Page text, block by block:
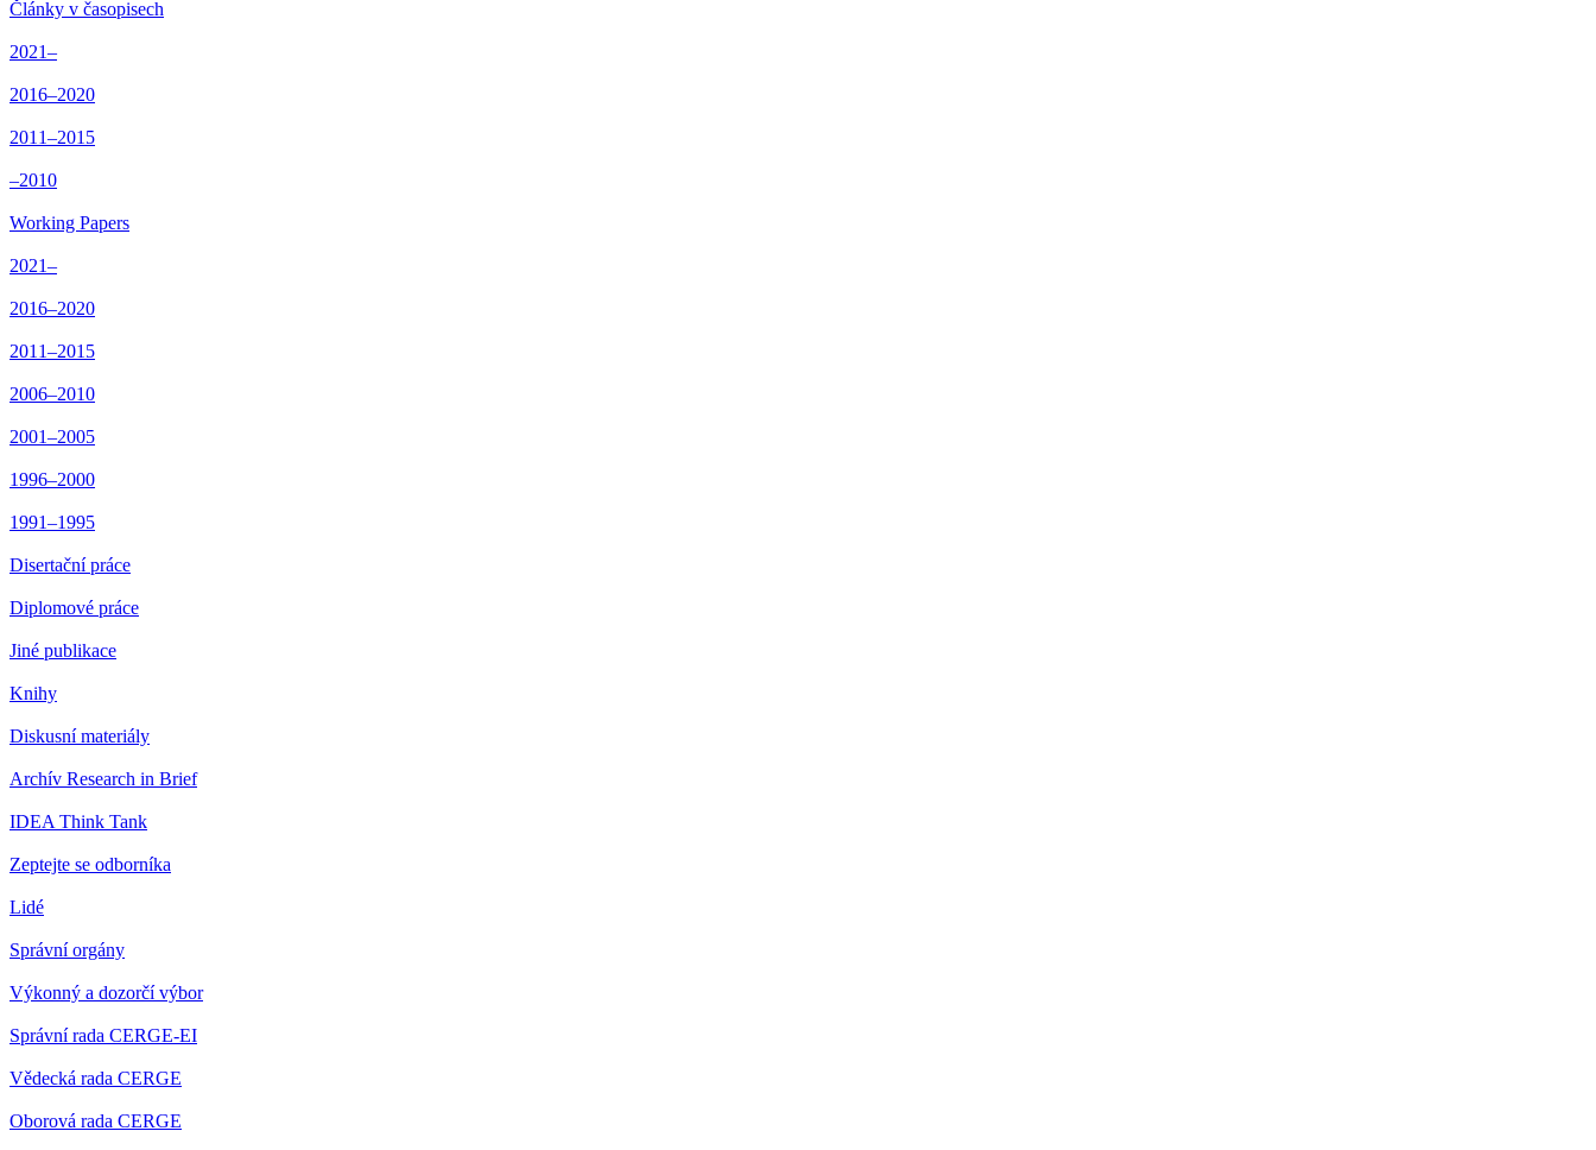
Články v časopisech
2021–
2016–2020
2011–2015
–2010
Working Papers
2021–
2016–2020
2011–2015
2006–2010
2001–2005
1996–2000
1991–1995
Disertační práce
Diplomové práce
Jiné publikace
Knihy
Diskusní materiály
Archív Research in Brief
IDEA Think Tank
Zeptejte se odborníka
Lidé
Správní orgány
Výkonný a dozorčí výbor
Správní rada CERGE-EI
Vědecká rada CERGE
Oborová rada CERGE